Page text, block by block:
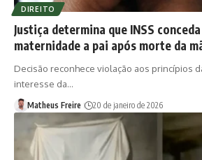
DIREITO
Justiça determina que INSS
maternidade a pai após morte da
Decisão reconhece violação aos princípios
interesse da…
Matheus Freire 20 de janeiro de 2026